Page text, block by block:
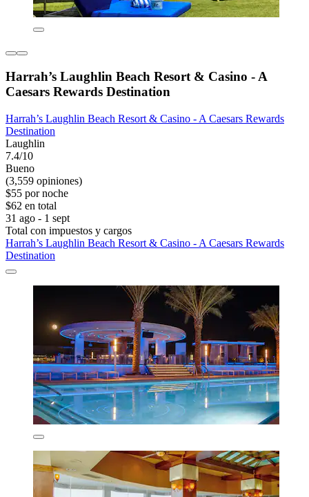
Harrah’s Laughlin Beach Resort & Casino - A
Caesars Rewards Destination
Harrah’s Laughlin Beach Resort & Casino - A Caesars Rewards
Destination
Laughlin
7.4/10
Bueno
(3,559 opiniones)
$55 por noche
$62 en total
31 ago - 1 sept
Total con impuestos y cargos
Harrah’s Laughlin Beach Resort & Casino - A Caesars Rewards
Destination